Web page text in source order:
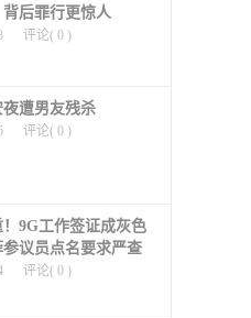
后罪行更惊人
评论( 0 )
夜遭男友残杀
评论( 0 )
！9G工作签证成灰色
议员点名要求严查
评论( 0 )